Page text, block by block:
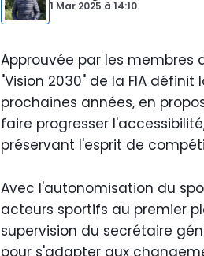
1 Mar 2025 à 14:10
Approuvée par les membres
"Vision 2030" de la FIA
prochaines années, en
faire progresser
préservant l'esprit de
Avec l'autonomisation du
acteurs sportifs au premier
supervision du secrétaire
pour s'adapter aux